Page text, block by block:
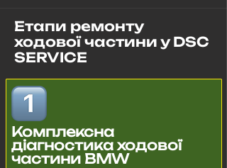
Етапи ремонту
ходової частини у DSC
SERVICE
Комплексна
діагностика ходової
частини BMW